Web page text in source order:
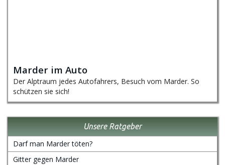
Marder im Auto
Der Alptraum jedes Autofahrers, Besuch vom Marder. So
schützen sie sich!
Unsere Ratgeber
Darf man Marder töten?
Gitter gegen Marder